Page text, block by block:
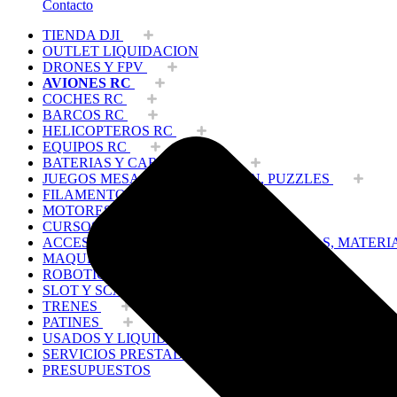
Contacto
TIENDA DJI
OUTLET LIQUIDACION
DRONES Y FPV
AVIONES RC
COCHES RC
BARCOS RC
HELICOPTEROS RC
EQUIPOS RC
BATERIAS Y CARGADORES
JUEGOS MESA, CONSTRUCCION, PUZZLES
FILAMENTO IMPRESORA 3D
MOTORES Y ACCESORIOS
CURSOS Y TALLERES
ACCESORIOS, HERRAMIENTAS, PINTURAS,
MAQUETAS ESTÁTICAS Y COLECCIÓN
ROBOTICA Y GADGETS ELECTRÓNICOS
SLOT Y SCALEXTRIC
TRENES
PATINES
USADOS Y LIQUIDACION
SERVICIOS PRESTADOS
PRESUPUESTOS